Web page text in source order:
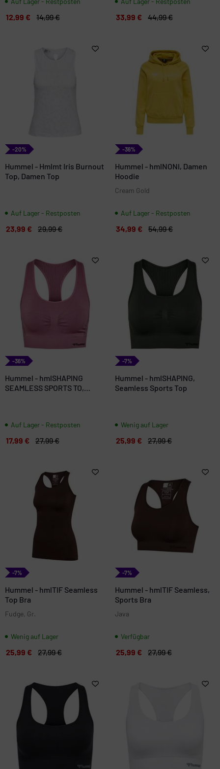
12,99 € 14,99 € 33,99 € 44,99 €
-20%
Hummel - Hmlmt Iris Burnout
Top, Damen Top
Auf Lager - Restposten
23,99 € 29,99 €
-36%
Hummel - hmlNONI, Damen
Hoodie
Cream Gold
Auf Lager - Restposten
34,99 € 54,99 €
-36%
Hummel - hmlSHAPING
SEAMLESS SPORTS TO,
Auf Lager - Restposten
17,99 € 27,99 €
-7%
Hummel - hmlSHAPING,
Seamless Sports Top
Wenig auf Lager
25,99 € 27,99 €
-7%
Hummel - hmlTIF Seamless
Top Bra
Fudge, Gr.
Wenig auf Lager
25,99 € 27,99 €
-7%
Hummel - hmlTIF Seamless,
Sports Bra
Java
Verfügbar
25,99 € 27,99 €